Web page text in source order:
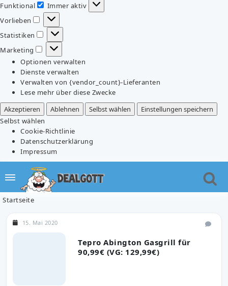
Funktional
Funktional
Immer aktiv
Vorlieben
Vorlieben
Statistiken
Statistiken
Marketing
Marketing
Optionen verwalten
Dienste verwalten
Verwalten von {vendor_count}-Lieferanten
Lese mehr über diese Zwecke
Akzeptieren
Ablehnen Selbst wählen
Einstellungen speichern
Selbst wählen
Cookie-Richtlinie
Datenschutzerklärung
Impressum
Startseite
Tepro Abington Gasgrill für
90,99€ (VG: 129,99€)
15. Mai 2020